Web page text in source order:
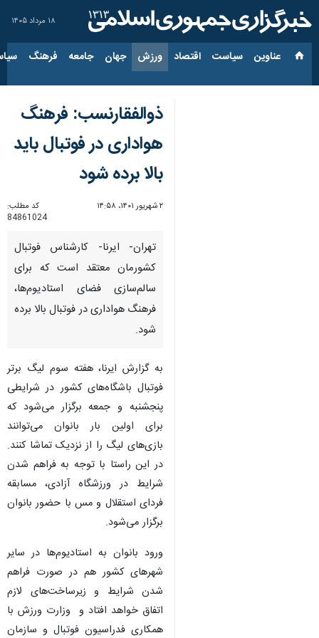
۱۸ مرداد ۱۴۰۵
عناوین‌ سیاست اقتصاد ورزش جهان جامعه فرهنگ
ذوالفقارنسب: فرهنگ
هواداری در فوتبال باید
بالا برده شود
۲ شهریور ۱۴۰۱، ۱۴:۵۸
کد مطلب:
84861024
تهران- ایرنا- کارشناس فوتبال
کشورمان معتقد است که برای
سالم‌سازی فضای استادیوم‌ها،
فرهنگ هواداری در فوتبال بالا برده
شود.
به گزارش ایرنا، هفته سوم لیگ برتر
فوتبال باشگاه‌های کشور در شرایطی
پنجشنبه و جمعه برگزار می‌شود که
برای اولین بار بانوان می‌توانند
بازی‌های لیگ را از نزدیک تماشا کنند.
در این راستا با توجه به فراهم شدن
شرایط در ورزشگاه آزادی، مسابقه
فردای استقلال و مس با حضور بانوان
برگزار می‌شود.
ورود بانوان به استادیوم‌ها در سایر
شهرهای کشور هم در صورت فراهم
شدن شرایط و زیرساخت‌های لازم
اتفاق خواهد افتاد و وزارت ورزش با
همکاری فدراسیون فوتبال و سازمان